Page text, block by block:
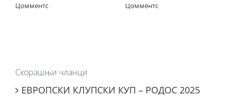
Цомментс
Цомментс
Скорашњи чланци
ЕВРОПСКИ КЛУПСКИ КУП – РОДОС 2025